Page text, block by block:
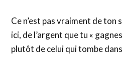
Ce n’est pas vraiment de ton
ici, de l’argent que tu «
plutôt de celui qui tombe